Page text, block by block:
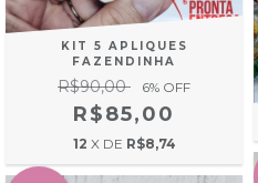
KIT 5 APLIQUES
FAZENDINHA
R$90,00 6% OFF
R$85,00
12 X DE R$8,74